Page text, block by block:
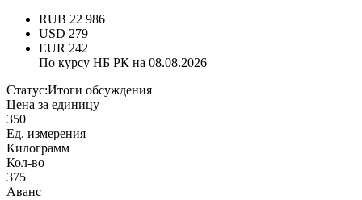
RUB 22 986
USD 279
EUR 242
По курсу НБ РК на 08.08.2026
Статус:Итоги обсуждения
Цена за единицу
350
Ед. измерения
Килограмм
Кол-во
375
Аванс